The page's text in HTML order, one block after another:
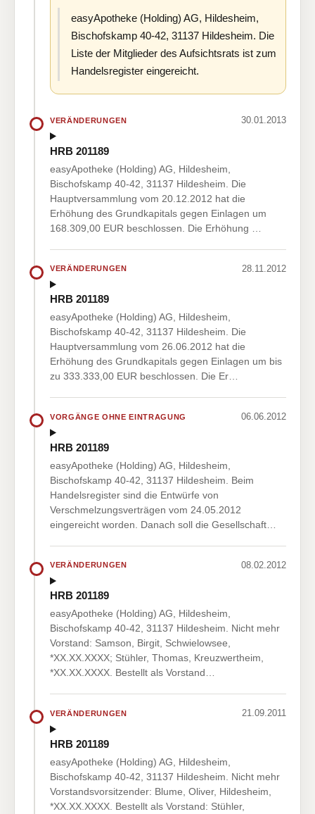
easyApotheke (Holding) AG, Hildesheim,
Bischofskamp 40-42, 31137 Hildesheim. Die
Liste der Mitglieder des Aufsichtsrats ist zum
Handelsregister eingereicht.
VERÄNDERUNGEN 30.01.2013
HRB 201189
easyApotheke (Holding) AG, Hildesheim,
Bischofskamp 40-42, 31137 Hildesheim. Die
Hauptversammlung vom 20.12.2012 hat die
Erhöhung des Grundkapitals gegen Einlagen um
168.309,00 EUR beschlossen. Die Erhöhung …
VERÄNDERUNGEN 28.11.2012
HRB 201189
easyApotheke (Holding) AG, Hildesheim,
Bischofskamp 40-42, 31137 Hildesheim. Die
Hauptversammlung vom 26.06.2012 hat die
Erhöhung des Grundkapitals gegen Einlagen um bis
zu 333.333,00 EUR beschlossen. Die Er…
VORGÄNGE OHNE EINTRAGUNG 06.06.2012
HRB 201189
easyApotheke (Holding) AG, Hildesheim,
Bischofskamp 40-42, 31137 Hildesheim. Beim
Handelsregister sind die Entwürfe von
Verschmelzungsverträgen vom 24.05.2012
eingereicht worden. Danach soll die Gesellschaft…
VERÄNDERUNGEN 08.02.2012
HRB 201189
easyApotheke (Holding) AG, Hildesheim,
Bischofskamp 40-42, 31137 Hildesheim. Nicht mehr
Vorstand: Samson, Birgit, Schwielowsee,
*XX.XX.XXXX; Stühler, Thomas, Kreuzwertheim,
*XX.XX.XXXX. Bestellt als Vorstand…
VERÄNDERUNGEN 21.09.2011
HRB 201189
easyApotheke (Holding) AG, Hildesheim,
Bischofskamp 40-42, 31137 Hildesheim. Nicht mehr
Vorstandsvorsitzender: Blume, Oliver, Hildesheim,
*XX.XX.XXXX. Bestellt als Vorstand: Stühler,